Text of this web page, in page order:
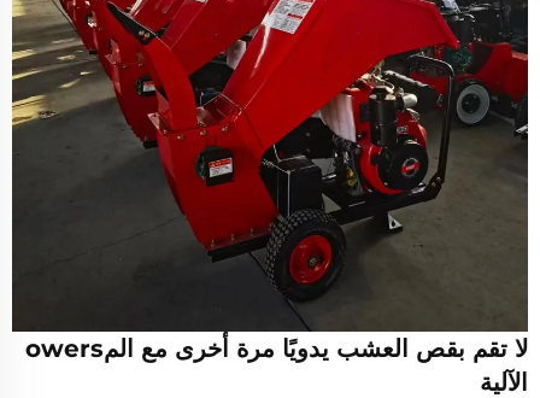
لا تقم بقص العشب يدويًا مرة أخرى مع المowers
الآلية